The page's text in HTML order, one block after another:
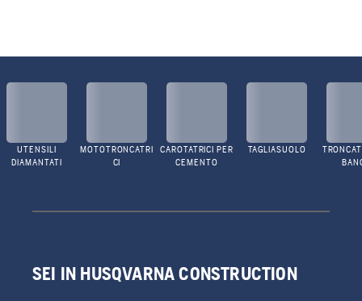
UTENSILI
DIAMANTATI
MOTOTRONCATRI
CI
CAROTATRICI PER
CEMENTO
TAGLIASUOLO
SEI IN HUSQVARNA CONSTRUCTION